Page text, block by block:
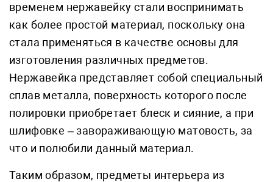
временем нержавейку стали воспринимать
как более простой материал, поскольку она
стала применяться в качестве основы для
изготовления различных предметов.
Нержавейка представляет собой специальный
сплав металла, поверхность которого после
полировки приобретает блеск и сияние, а при
шлифовке – завораживающую матовость, за
что и полюбили данный материал.
Таким образом, предметы интерьера из